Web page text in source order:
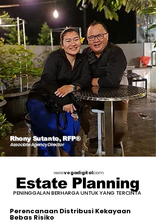
Associate Agency Director
Rhony Sutanto, RFP®
Estate Planning
PENINGGALAN BERHARGA UNTUK YANG TERCINTA
www.vogadigital.com
Perencanaan Distribusi Kekayaan
Bebas Risiko